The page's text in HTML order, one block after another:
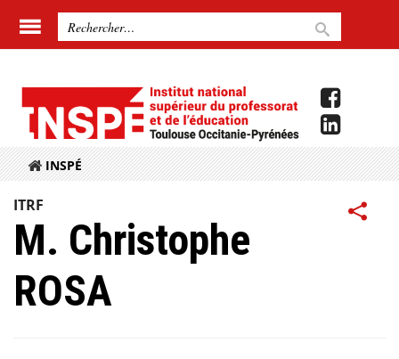
INSPÉ
ITRF
M. Christophe
ROSA